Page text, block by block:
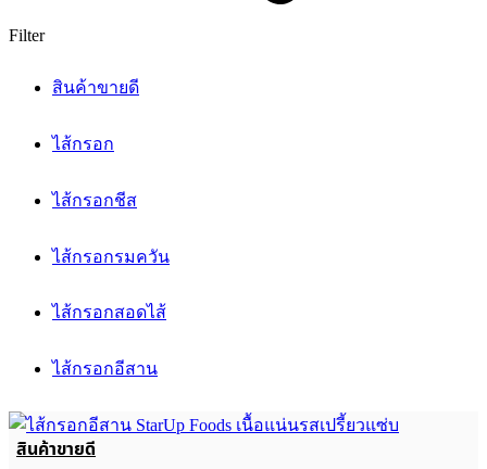
Filter
สินค้าขายดี
ไส้กรอก
ไส้กรอกชีส
ไส้กรอกรมควัน
ไส้กรอกสอดไส้
ไส้กรอกอีสาน
สินค้าขายดี